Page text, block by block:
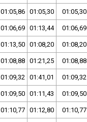
01:05,86 01:05,30 01:05,30
01:06,69 01:13,44 01:06,69
01:13,50 01:08,20 01:08,20
01:08,88 01:21,25 01:08,88
01:09,32 01:41,01 01:09,32
01:09,50 01:11,43 01:09,50
01:10,77 01:12,80 01:10,77